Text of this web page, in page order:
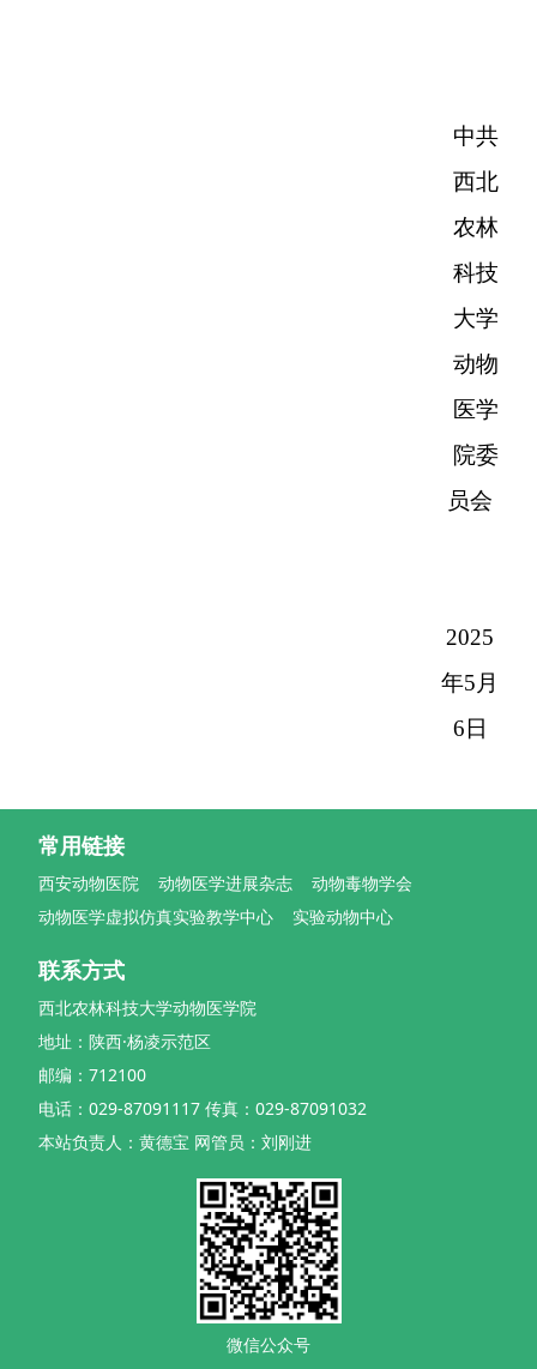
中共
西北
农林
科技
大学
动物
医学
院委
员会
2025
年5月
6日
常用链接
西安动物医院 动物医学进展杂志
动物毒物学会
动物医学虚拟仿真实验教学中心
实验动物中心
联系方式
西北农林科技大学动物医学院
地址：陕西·杨凌示范区
邮编：712100
电话：029-87091117 传真：029-87091032
本站负责人：黄德宝 网管员：刘刚进
微信公众号